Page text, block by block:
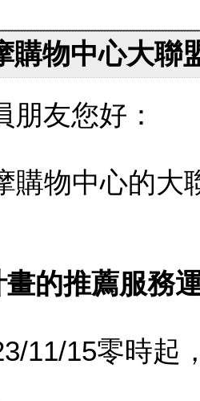
購物中心大聯
朋友您好：
購物中心的大
畫的推薦服務
11/15零時起